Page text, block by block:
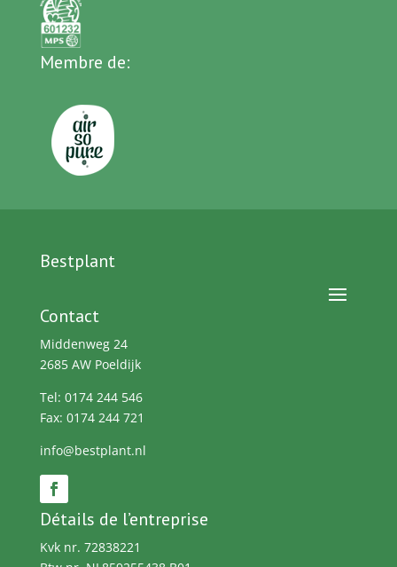
Membre de:
Bestplant
Contact
Middenweg 24
2685 AW Poeldijk
Tel: 0174 244 546
Fax: 0174 244 721
info@bestplant.nl
Détails de l’entreprise
Kvk nr. 72838221